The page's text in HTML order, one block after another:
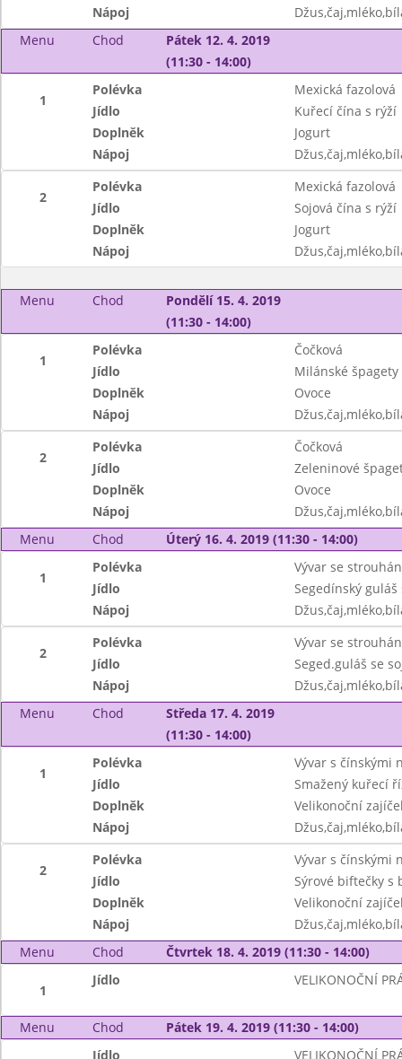
Nápoj
Menu
Chod
Pátek 12. 4. 2019
(11:30 - 14:00)
1
Polévka
Mexická fazolová
Jídlo
Kuřecí čína s rýží
Doplněk
Jogurt
Nápoj
2
Polévka
Mexická fazolová
Jídlo
Sojová čína s rýží
Doplněk
Jogurt
Nápoj
Menu Chod
Pondělí 15. 4. 2019
(11:30 - 14:00)
1
Polévka
Čočková
Jídlo
Milánské
Doplněk
Ovoce
Nápoj
2
Polévka
Čočková
Jídlo
Zeleninové
Doplněk
Ovoce
Nápoj
Menu
Chod Úterý 16. 4. 2019 (11:30 - 14:00)
1
Polévka
Vývar se
Jídlo
Segedínský
Nápoj
2
Polévka
Vývar se
Jídlo
Seged.guláš se
Nápoj
Menu
Chod
Středa 17. 4. 2019
(11:30 - 14:00)
1
Polévka
Vývar s čínskými
Jídlo
Smažený kuřecí
Doplněk
Velikonoční
Nápoj
2
Polévka
Vývar s čínskými
Jídlo
Sýrové biftečky s
Doplněk
Velikonoční
Nápoj
Menu
Chod Čtvrtek 18. 4. 2019 (11:30 - 14:00)
1
Jídlo VELIKONOČNÍ
Menu Chod Pátek 19. 4. 2019 (11:30 - 14:00)
Jídlo VELIKONOČNÍ